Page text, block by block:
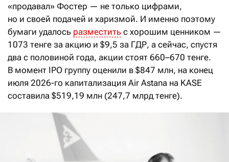
«продавал» Фостер — не только цифрами,
но и своей подачей и харизмой. И именно поэтому
бумаги удалось разместить с хорошим ценником —
1073 тенге за акцию и $9,5 за ГДР, а сейчас, спустя
два с половиной года, акции стоят 660–670 тенге.
В момент IPO группу оценили в $847 млн, на конец
июля 2026-го капитализация Air Astana на KASE
составила $519,19 млн (247,7 млрд тенге).